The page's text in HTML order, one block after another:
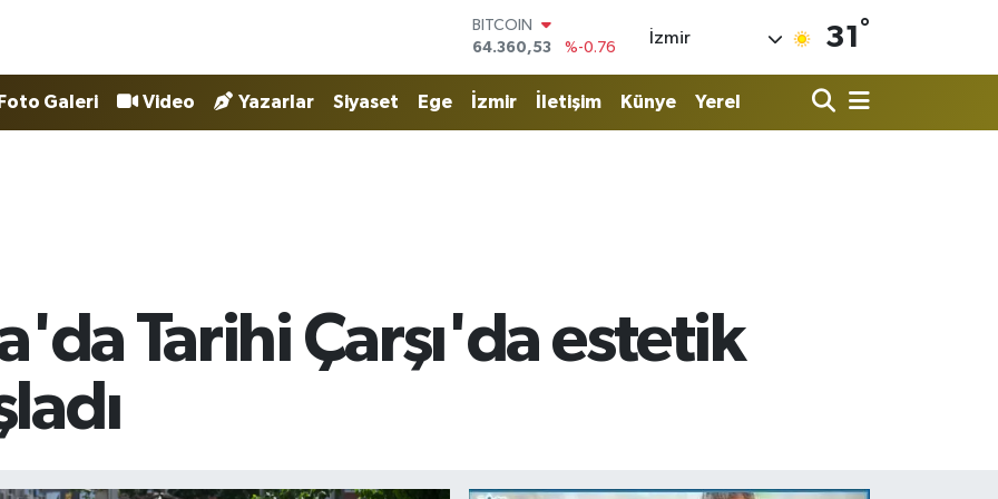
DOLAR
47,7069
%0.17
55,0265
%0.01
İzmir 31 °
Foto Galeri Video Yazarlar Siyaset Ege İzmir İletişim Künye Yerel
Tarihi Çarşı'da estetik